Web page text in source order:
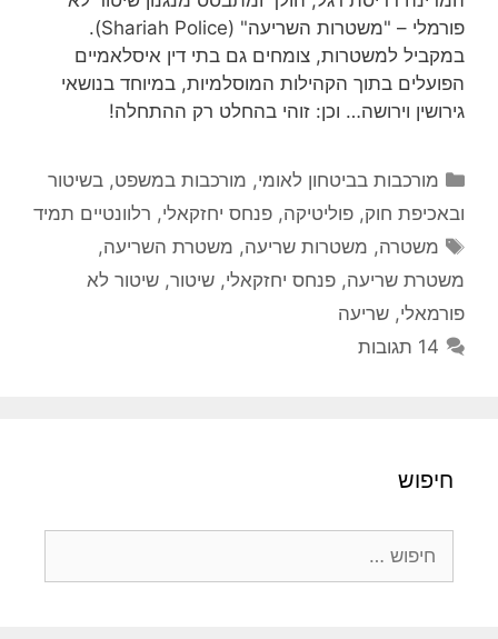
פורמלי – "משטרות השריעה" (Shariah Police).
במקביל למשטרות, צומחים גם בתי דין איסלאמיים
הפועלים בתוך הקהילות המוסלמיות, במיוחד בנושאי
גירושין וירושה… וכן: זוהי בהחלט רק ההתחלה!
קטגוריות
מורכבות בביטחון לאומי, מורכבות במשפט, בשיטור
ובאכיפת חוק, פוליטיקה, פנחס יחזקאלי, רלוונטיים תמיד
תגיות
משטרה, משטרות שריעה, משטרת השריעה,
משטרת שריעה, פנחס יחזקאלי, שיטור, שיטור לא
פורמאלי, שריעה
14 תגובות
חיפוש